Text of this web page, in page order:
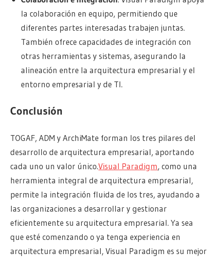
la colaboración en equipo, permitiendo que
diferentes partes interesadas trabajen juntas.
También ofrece capacidades de integración con
otras herramientas y sistemas, asegurando la
alineación entre la arquitectura empresarial y el
entorno empresarial y de TI.
Conclusión
TOGAF, ADM y ArchiMate forman los tres pilares del
desarrollo de arquitectura empresarial, aportando
cada uno un valor único.Visual Paradigm, como una
herramienta integral de arquitectura empresarial,
permite la integración fluida de los tres, ayudando a
las organizaciones a desarrollar y gestionar
eficientemente su arquitectura empresarial. Ya sea
que esté comenzando o ya tenga experiencia en
arquitectura empresarial, Visual Paradigm es su mejor